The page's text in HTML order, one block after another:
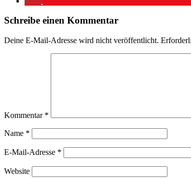
Schreibe einen Kommentar
Deine E-Mail-Adresse wird nicht veröffentlicht.
Kommentar *
Name *
E-Mail-Adresse *
Website